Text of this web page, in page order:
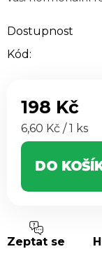
Dostupnost
Kód:
198 Kč
Měrná cena:
6,60 Kč / 1 ks
DO
Zeptat se